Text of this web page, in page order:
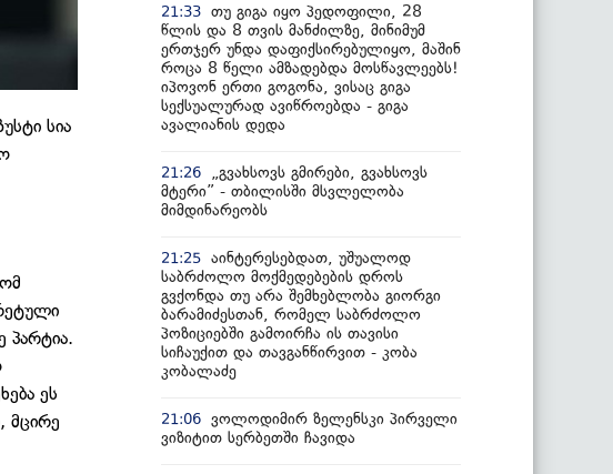
სია
პარტია.
ეს
მცირე
21:33 თუ გიგა იყო პედოფილი, 28
წლის და 8 თვის მანძილზე, მინიმუმ
ერთჯერ უნდა დაფიქსირებულიყო, მაშინ
როცა 8 წელი ამზადებდა მოსწავლეებს!
იპოვონ ერთი გოგონა, ვისაც გიგა
სექსუალურად ავიწროებდა - გიგა
ავალიანის დედა
21:26
„გვახსოვს გმირები, გვახსოვს
მტერი” - თბილისში მსვლელობა
მიმდინარეობს
21:25 აინტერესებდათ, უშუალოდ
საბრძოლო მოქმედებების დროს
გვქონდა თუ არა შემხებლობა გიორგი
ბარამიძესთან, რომელ საბრძოლო
პოზიციებში გამოირჩა ის თავისი
სიჩაუქით და თავგანწირვით - კობა
კობალაძე
21:06 ვოლოდიმირ ზელენსკი პირველი
ვიზიტით სერბეთში ჩავიდა